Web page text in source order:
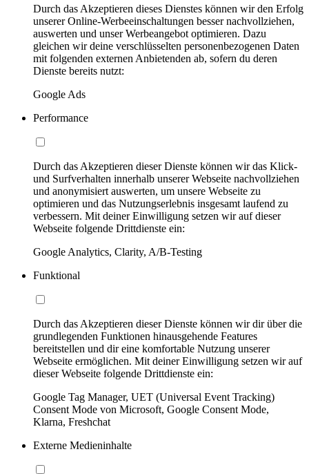
Durch das Akzeptieren dieses Dienstes können wir den Erfolg
unserer Online-Werbeeinschaltungen besser nachvollziehen,
auswerten und unser Werbeangebot optimieren. Dazu
gleichen wir deine verschlüsselten personenbezogenen Daten
mit folgenden externen Anbietenden ab, sofern du deren
Dienste bereits nutzt:
Google Ads
Performance
Durch das Akzeptieren dieser Dienste können wir das Klick-
und Surfverhalten innerhalb unserer Webseite nachvollziehen
und anonymisiert auswerten, um unsere Webseite zu
optimieren und das Nutzungserlebnis insgesamt laufend zu
verbessern. Mit deiner Einwilligung setzen wir auf dieser
Webseite folgende Drittdienste ein:
Google Analytics, Clarity, A/B-Testing
Funktional
Durch das Akzeptieren dieser Dienste können wir dir über die
grundlegenden Funktionen hinausgehende Features
bereitstellen und dir eine komfortable Nutzung unserer
Webseite ermöglichen. Mit deiner Einwilligung setzen wir auf
dieser Webseite folgende Drittdienste ein:
Google Tag Manager, UET (Universal Event Tracking)
Consent Mode von Microsoft, Google Consent Mode,
Klarna, Freshchat
Externe Medieninhalte